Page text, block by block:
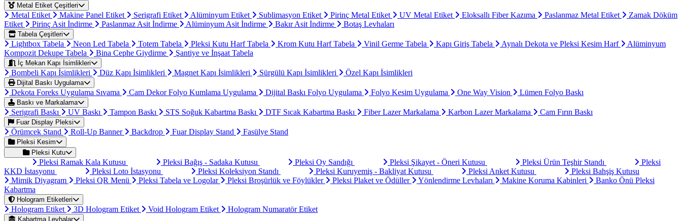
Metal Etiket Çeşitleri
Metal Etiket Makine Panel Etiket Serigrafi Etiket Alüminyum Etiket Sublimasyon Etiket Pirinç Metal Etiket UV Metal Etiket Eloksallı Fiber Kazıma Paslanmaz Metal Etiket
Zamak Döküm
Etiket
Pirinç Asit İndirme Paslanmaz Asit İndirme Alüminyum Asit İndirme Bakır Asit İndirme Botaş Levhaları
Tabela Çeşitleri
Lightbox Tabela Neon Led Tabela Totem Tabela Pleksi Kutu Harf Tabela Krom Kutu Harf Tabela Vinil Germe Tabela Kapı Giriş Tabela Aynalı Dekota ve Pleksi Kesim Harf
Alüminyum
Kompozit Dekupe Tabela
Bina Cephe Giydirme Şantiye ve İnşaat Tabela
İç Mekan Kapı İsimlikleri
Bombeli Kapı İsimlikleri Düz Kapı İsimlikleri Magnet Kapı İsimlikleri Sürgülü Kapı İsimlikleri Özel Kapı İsimlikleri
Dijital Baskı Uygulama
Dekota Foreks Uygulama Sıvama Cam Dekor Folyo Kumlama Uygulama Dijital Baskı Folyo Uygulama Folyo Kesim Uygulama One Way Vision Lümen Folyo Baskı
Baskı ve Markalama
Serigrafi Baskı UV Baskı Tampon Baskı STS Soğuk Kabartma Baskı DTF Sıcak Kabartma Baskı Fiber Lazer Markalama Karbon Lazer Markalama Cam Fırın Baskı
Fuar Display Pleksi
Örümcek Stand Roll-Up Banner Backdrop Fuar Display Stand Fasülye Stand
Pleksi Kesim
Pleksi Kutu
Pleksi Ramak Kala Kutusu Pleksi Bağış - Sadaka Kutusu Pleksi Oy Sandığı Pleksi Şikayet - Öneri Kutusu Pleksi Ürün Teşhir Standı
Pleksi
KKD İstasyonu
Pleksi Loto İstasyonu Pleksi Koleksiyon Standı Pleksi Kuruyemiş - Bakliyat Kutusu Pleksi Anket Kutusu
Pleksi Bahşiş Kutusu
Mimik Diyagram
Pleksi QR Menü Pleksi Tabela ve Logolar Pleksi Broşürlük ve Föylükler Pleksi Plaket ve Ödüller Yönlendirme Levhaları Makine Koruma Kabinleri
Banko Önü Pleksi
Kabartma
Hologram Etiketleri
Hologram Etiket 3D Hologram Etiket Void Hologram Etiket Hologram Numaratör Etiket
Kabartma Levhalar